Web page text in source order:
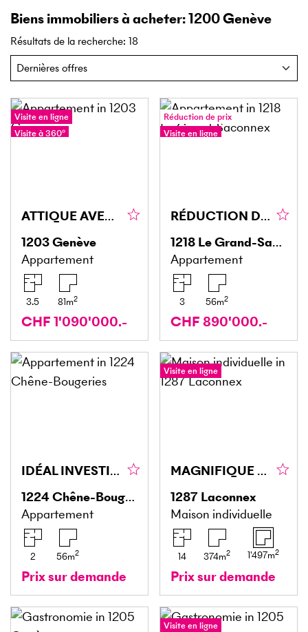
Biens immobiliers à acheter: 1200 Genève
Résultats de la recherche: 18
Visite en ligne
Visite à 360°
ATTIQUE AVEC BALCON À SERVETTE-CHARMILLES
1203Genève
Appartement
3.5 81m2
CHF 1'090'000.-
Réduction de prix
Visite en ligne
RÉDUCTION DU PRIX! UNE OPPORTUNITÉ RARE AU GRAND-SACONNEX
1218 Le Grand-Saconnex
Appartement
3 56m2
CHF 890'000.-
IDÉAL INVESTISSEURS AVEC PISCINE
1224Chêne-Bougeries
Appartement
2 56m2
Prix sur demande
Visite en ligne
MAGNIFIQUE PROPRIÉTÉ AVEC DÉPENDANCE ET ANNEXE
1287 Laconnex
Maison individuelle
14 374m2 1'497m2
Prix sur demande
Visite en ligne